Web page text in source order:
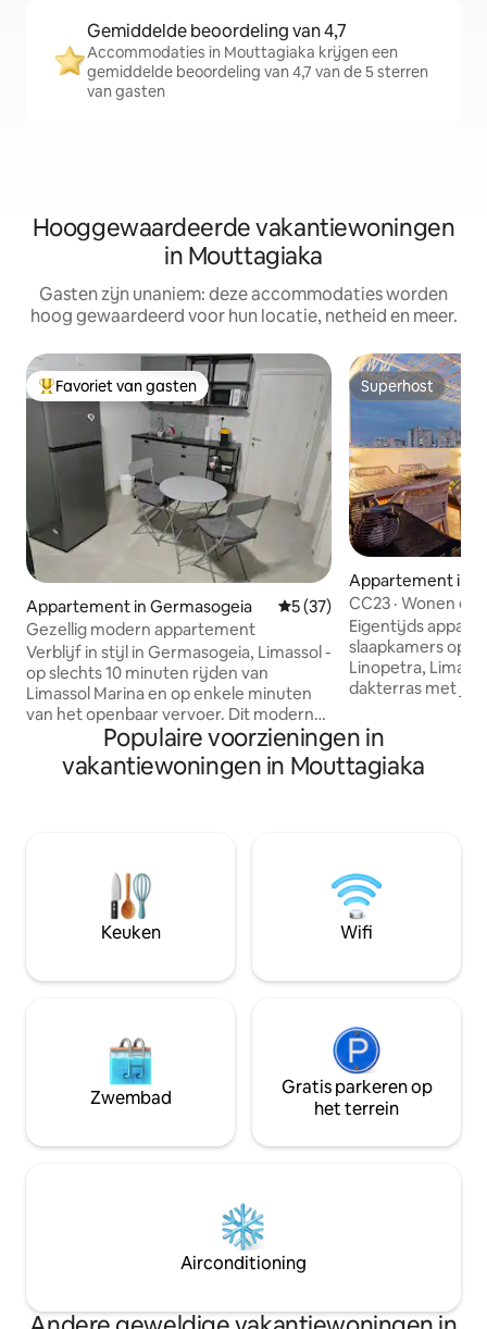
Gemiddelde beoordeling van 4,7
Accommodaties in Mouttagiaka krijgen een
gemiddelde beoordeling van 4,7 van de 5 sterren
van gasten
Hooggewaardeerde vakantiewoningen
in Mouttagiaka
Gasten zijn unaniem: deze accommodaties worden
hoog gewaardeerd voor hun locatie, netheid en meer.
Topfavoriet van gasten
Favoriet van gasten
Appartement in Germasogeia Gemiddelde beoordeling
5 (37)
Gezellig modern appartement
Verblijf in stijl in Germasogeia, Limassol -
op slechts 10 minuten rijden van
Limassol Marina en op enkele minuten
van het openbaar vervoer. Dit moderne
appartement is gezellig en onlangs
gerenoveerd in 2025. Het beschikt over
een strakke keuken, een comfortabele
badkamer. Op enkele minuten van het
strand, de supermarkt en het
nachtleven, is het perfect voor koppels,
soloreizigers of zakelijke gasten die op
Superhost
Superhost
Appartement in
nasios
CC23 · Wonen op
BBQ • Snelle wifi
Eigentijds
slaapkamers op
Linopetra,
dakterras met
wastafel, lounge
uitzicht over de
Nespresso, de
rekening mee dat
van de weg
de gang zijn, die
Populaire voorzieningen in
vakantiewoningen in Mouttagiaka
Keuken Wifi
Zwembad
Gratis parkeren op
het terrein
Airconditioning